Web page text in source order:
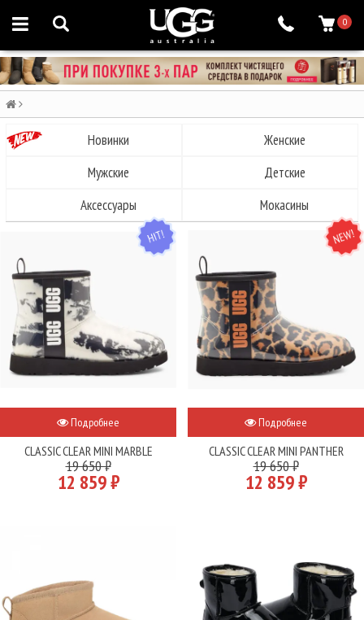
0
Новинки
Женские
Мужские
Детские
Аксессуары
Мокасины
HIT
Подробнее
CLASSIC CLEAR MINI MARBLE
19 650 ₽
12 859 ₽
NEW
Подробнее
CLASSIC CLEAR MINI PANTHER
19 650 ₽
12 859 ₽